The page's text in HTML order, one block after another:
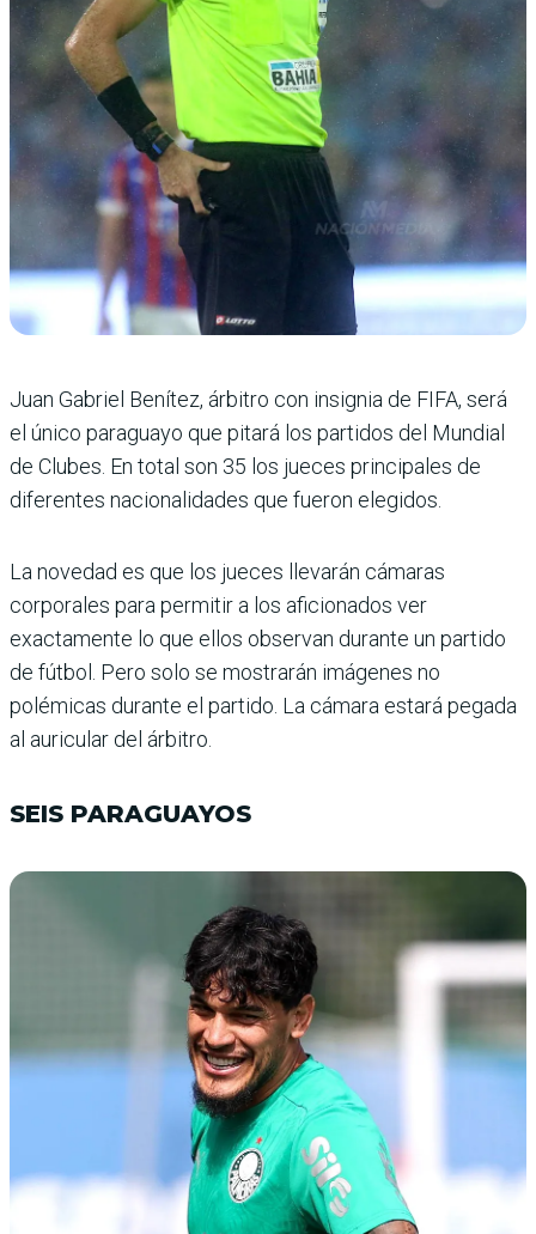
Juan Gabriel Benítez, árbitro con insignia de FIFA, será
el único paraguayo que pitará los partidos del Mundial
de Clubes. En total son 35 los jueces principales de
diferentes nacionalidades que fueron elegidos.
La novedad es que los jueces llevarán cámaras
corporales para permitir a los aficionados ver
exactamente lo que ellos observan durante un partido
de fútbol. Pero solo se mostrarán imágenes no
polémicas durante el partido. La cámara estará pegada
al auricular del árbitro.
SEIS PARAGUAYOS